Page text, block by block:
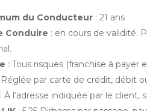
du Conducteur : 21 ans
Conduire : en cours de validité.
: Tous risques (franchise à payer
Réglée par carte de crédit, débit
: À l’adresse indiquée par le